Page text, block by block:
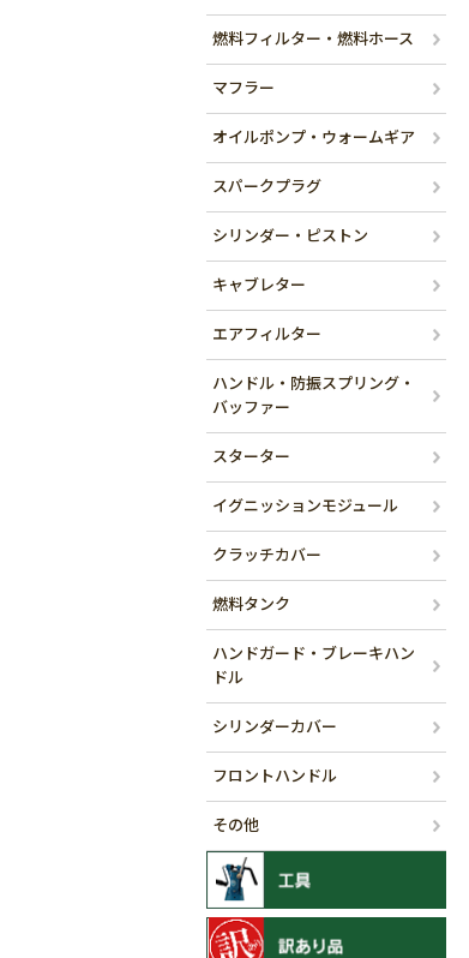
燃料フィルター・燃料ホース
マフラー
オイルポンプ・ウォームギア
スパークプラグ
シリンダー・ピストン
キャブレター
エアフィルター
ハンドル・防振スプリング・
バッファー
スターター
イグニッションモジュール
クラッチカバー
燃料タンク
ハンドガード・ブレーキハン
ドル
シリンダーカバー
フロントハンドル
その他